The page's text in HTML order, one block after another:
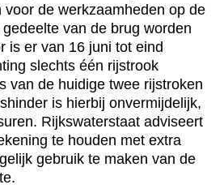
de werkzaamheden op de
van de brug worden
is er van 16 juni tot eind
slechts één rijstrook
van de huidige twee rijstroken
is hierbij onvermijdelijk,
Rijkswaterstaat adviseert
te houden met extra
gebruik te maken van de